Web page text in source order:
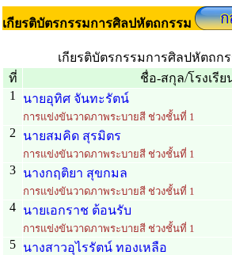
เกียรติบัตรกรรมการศิลปหัตถกรรม
เกียรติบัตรกรรมการศิลปหัตถก
ที่
ชื่อ-สกุล/โรงเรีย
1
นายอุทิศ จันทะรัตน์
การแข่งขันวาดภาพระบายสี ช่วงชั้นที่ 1
2 นายสมคิด สุรมิตร
การแข่งขันวาดภาพระบายสี ช่วงชั้นที่ 1
3 นางกฤติยา สุขกมล
การแข่งขันวาดภาพระบายสี ช่วงชั้นที่ 1
4 นายเอกราช ต้อนรับ
การแข่งขันวาดภาพระบายสี ช่วงชั้นที่ 1
5 นางสาวอุไรรัตน์ ทองเหลือ